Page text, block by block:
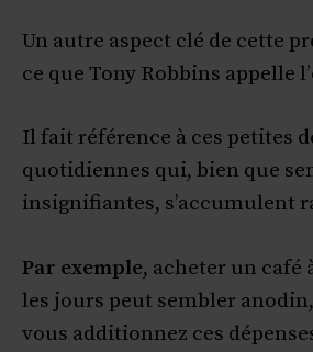
Un autre aspect clé de cette
ce que Tony Robbins appelle l’
Il fait référence à ces petites
quotidiennes qui, bien que
insignifiantes, s’accumulent
Par exemple, acheter un café
les jours peut sembler
vous additionnez ces